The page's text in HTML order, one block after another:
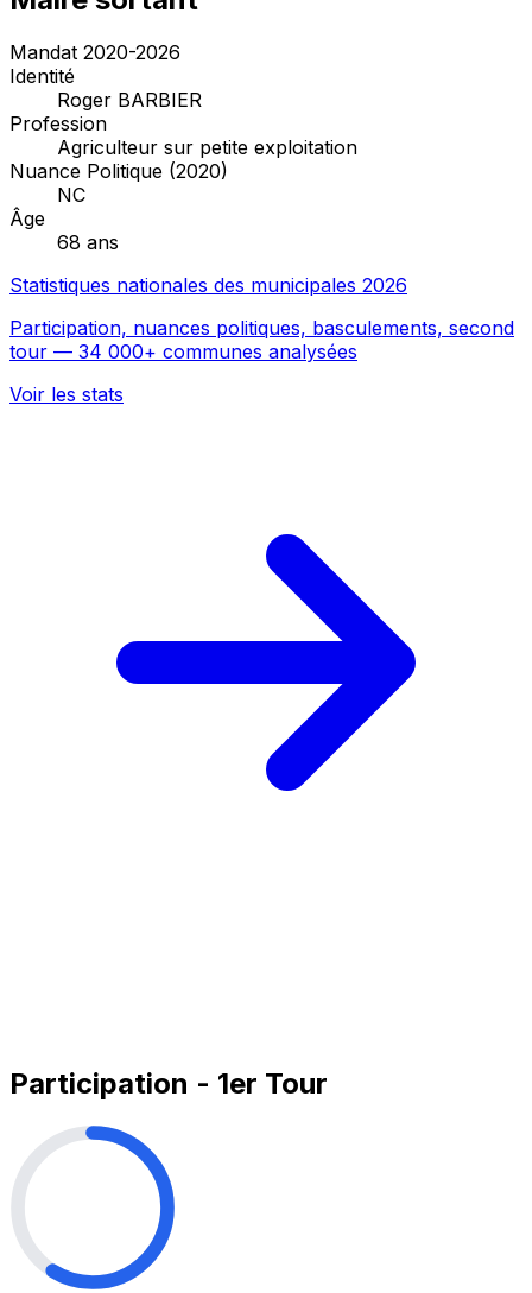
Mandat 2020-2026
Identité
Roger BARBIER
Profession
Agriculteur sur petite exploitation
Nuance Politique (2020)
NC
Âge
68 ans
Statistiques nationales des municipales 2026
Participation, nuances politiques, basculements, second
tour — 34 000+ communes analysées
Voir les stats
Participation - 1er Tour